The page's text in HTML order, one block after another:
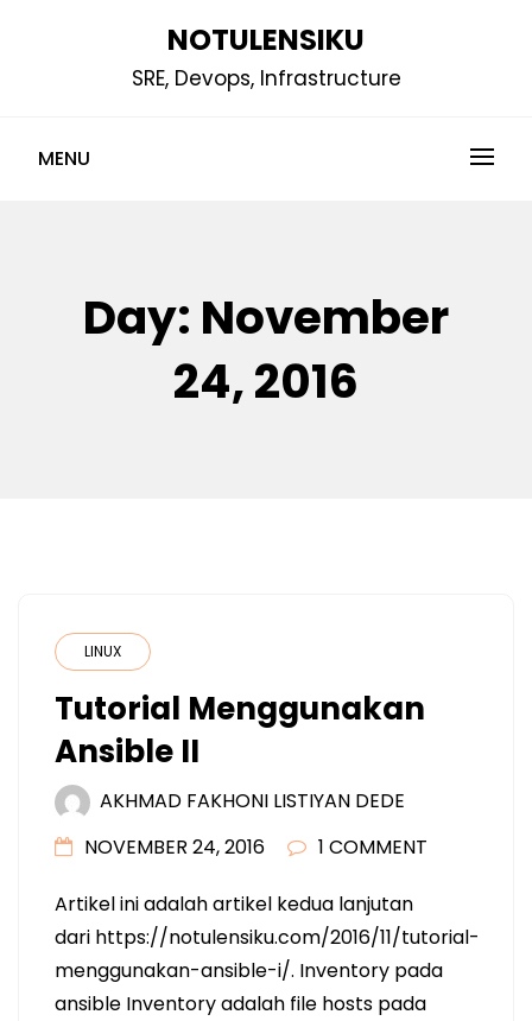
NOTULENSIKU
SRE, Devops, Infrastructure
MENU
Day: November
24, 2016
LINUX
Tutorial Menggunakan
Ansible II
AKHMAD FAKHONI LISTIYAN DEDE
NOVEMBER 24, 2016
1 COMMENT
Artikel ini adalah artikel kedua lanjutan
dari https://notulensiku.com/2016/11/tutorial-
menggunakan-ansible-i/. Inventory pada
ansible Inventory adalah file hosts pada